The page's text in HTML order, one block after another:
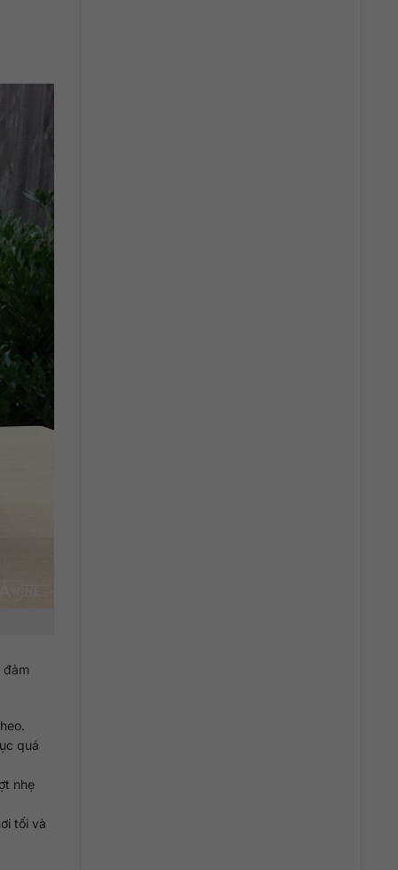
đảm
quá
nhẹ
tối và